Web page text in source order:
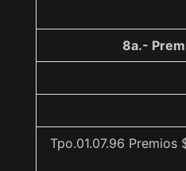
8a.-
Tpo.01.07.96